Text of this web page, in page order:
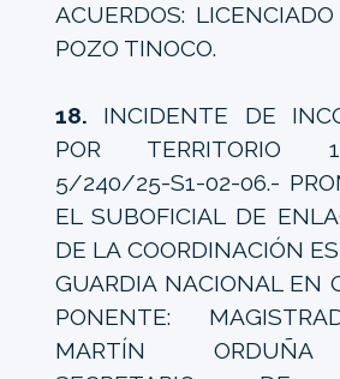
ACUERDOS:
POZO TINOCO.
18. INCIDENTE DE
POR TERRITORIO
5/240/25-S1-02-06.-
EL SUBOFICIAL DE
DE LA COORDINACIÓN
GUARDIA NACIONAL EN
PONENTE:
MARTÍN